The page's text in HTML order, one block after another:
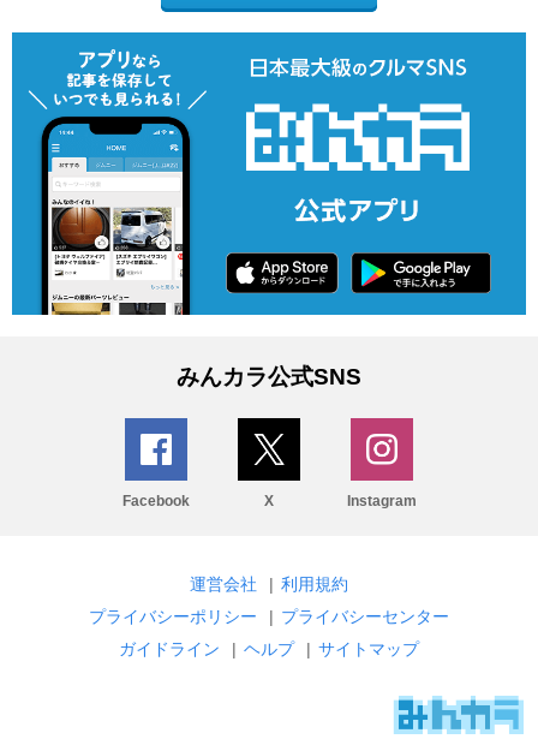
みんカラ公式SNS
Facebook X Instagram
運営会社 | 利用規約
プライバシーポリシー
| プライバシーセンター
ガイドライン
| ヘルプ | サイトマップ